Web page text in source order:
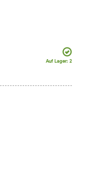
Auf Lager: 2